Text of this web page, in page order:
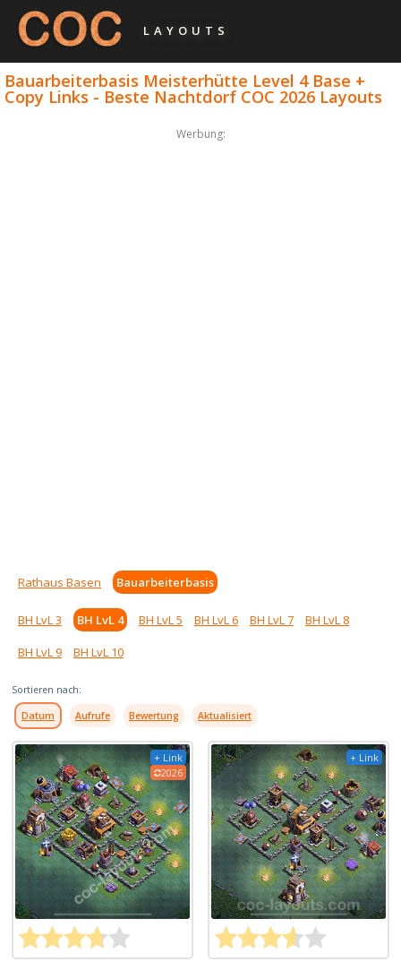
LAYOUTS
Bauarbeiterbasis Meisterhütte Level 4 Base +
Copy Links - Beste Nachtdorf COC 2026 Layouts
Werbung:
Rathaus Basen Bauarbeiterbasis
BH LvL 3 BH LvL 4 BH LvL 5 BH LvL 6 BH LvL 7
BH LvL 8
BH LvL 9
BH LvL 10
Sortieren nach:
Datum Aufrufe Bewertung Aktualisiert
+ Link
2026
+ Link